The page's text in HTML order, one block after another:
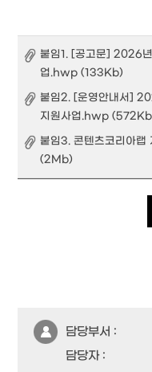
붙임1. [공고문] 2026
업.hwp (133Kb)
붙임2. [운영안내서]
지원사업.hwp
붙임3. 콘텐츠코리아랩
(2Mb)
담당부서 :
담당자 :